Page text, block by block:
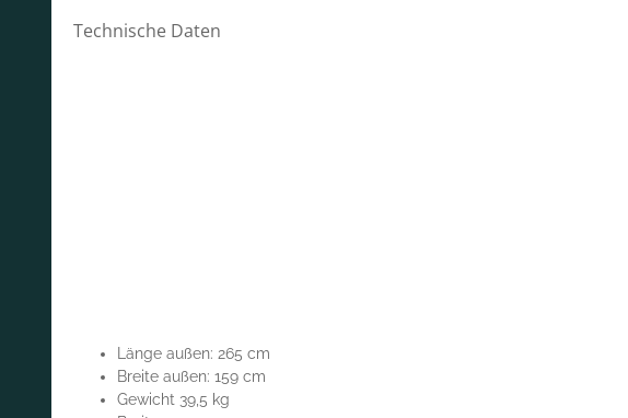
Technische Daten
Länge außen: 265 cm
Breite außen: 159 cm
Gewicht 39,5 kg